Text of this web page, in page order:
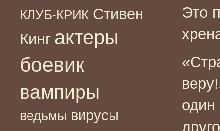
КЛУБ-КРИК Стивен
Кинг актеры
боевик
вампиры
ведьмы вирусы
Это
один